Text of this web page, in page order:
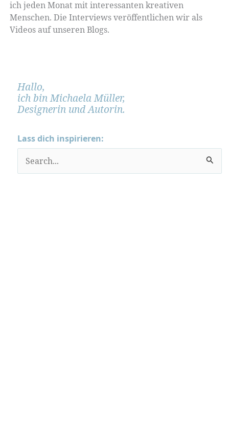
ich jeden Monat mit interessanten kreativen
Menschen. Die Interviews veröffentlichen wir als
Videos auf unseren Blogs.
Hallo,
ich bin Michaela Müller,
Designerin und Autorin.
Lass dich inspirieren:
u